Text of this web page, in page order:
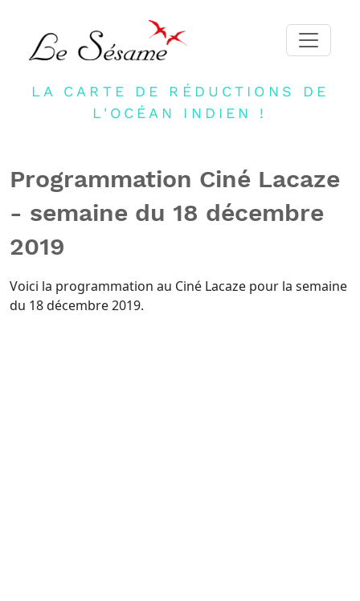
ACCUEIL
BLOG
NEWSLETTER
CONTACT
CONNEXION
LA CARTE DE RÉDUCTIONS DE
L'OCÉAN INDIEN !
Programmation Ciné Lacaze
- semaine du 18 décembre
2019
Voici la programmation au Ciné Lacaze pour la semaine
du 18 décembre 2019.